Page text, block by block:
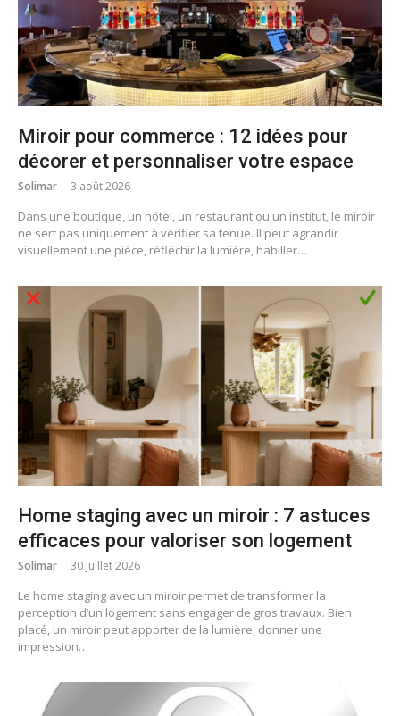
Miroir pour commerce : 12 idées pour
décorer et personnaliser votre espace
Solimar 3 août 2026
Dans une boutique, un hôtel, un restaurant ou un institut, le miroir
ne sert pas uniquement à vérifier sa tenue. Il peut agrandir
visuellement une pièce, réfléchir la lumière, habiller…
Home staging avec un miroir : 7 astuces
efficaces pour valoriser son logement
Solimar 30 juillet 2026
Le home staging avec un miroir permet de transformer la
perception d’un logement sans engager de gros travaux. Bien
placé, un miroir peut apporter de la lumière, donner une
impression…